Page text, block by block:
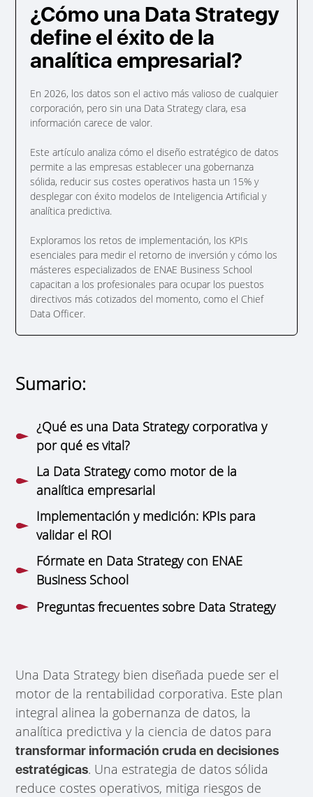
¿Cómo una Data Strategy
define el éxito de la
analítica empresarial?
En 2026, los datos son el activo más valioso de cualquier
corporación, pero sin una Data Strategy clara, esa
información carece de valor.
Este artículo analiza cómo el diseño estratégico de datos
permite a las empresas establecer una gobernanza
sólida, reducir sus costes operativos hasta un 15% y
desplegar con éxito modelos de Inteligencia Artificial y
analítica predictiva.
Exploramos los retos de implementación, los KPIs
esenciales para medir el retorno de inversión y cómo los
másteres especializados de ENAE Business School
capacitan a los profesionales para ocupar los puestos
directivos más cotizados del momento, como el Chief
Data Officer.
Sumario:
¿Qué es una Data Strategy corporativa y
por qué es vital?
La Data Strategy como motor de la
analítica empresarial
Implementación y medición: KPIs para
validar el ROI
Fórmate en Data Strategy con ENAE
Business School
Preguntas frecuentes sobre Data Strategy
Una Data Strategy bien diseñada puede ser el
motor de la rentabilidad corporativa. Este plan
integral alinea la gobernanza de datos, la
analítica predictiva y la ciencia de datos para
transformar información cruda en decisiones
estratégicas. Una estrategia de datos sólida
reduce costes operativos, mitiga riesgos de